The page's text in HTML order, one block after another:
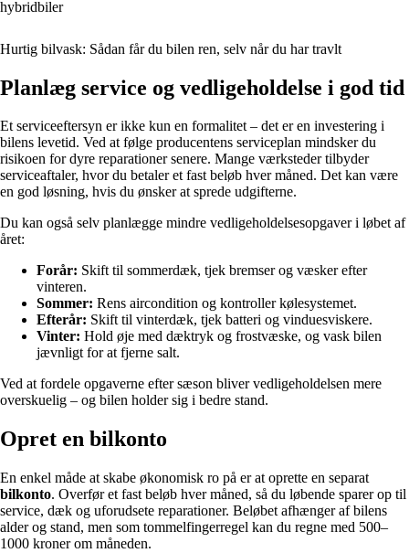
hybridbiler
Hurtig bilvask: Sådan får du bilen ren, selv når du har travlt
Planlæg service og vedligeholdelse i god tid
Et serviceeftersyn er ikke kun en formalitet – det er en investering i
bilens levetid. Ved at følge producentens serviceplan mindsker du
risikoen for dyre reparationer senere. Mange værksteder tilbyder
serviceaftaler, hvor du betaler et fast beløb hver måned. Det kan være
en god løsning, hvis du ønsker at sprede udgifterne.
Du kan også selv planlægge mindre vedligeholdelsesopgaver i løbet af
året:
Forår: Skift til sommerdæk, tjek bremser og væsker efter
vinteren.
Sommer: Rens aircondition og kontroller kølesystemet.
Efterår: Skift til vinterdæk, tjek batteri og vinduesviskere.
Vinter: Hold øje med dæktryk og frostvæske, og vask bilen
jævnligt for at fjerne salt.
Ved at fordele opgaverne efter sæson bliver vedligeholdelsen mere
overskuelig – og bilen holder sig i bedre stand.
Opret en bilkonto
En enkel måde at skabe økonomisk ro på er at oprette en separat
bilkonto. Overfør et fast beløb hver måned, så du løbende sparer op til
service, dæk og uforudsete reparationer. Beløbet afhænger af bilens
alder og stand, men som tommelfingerregel kan du regne med 500–
1000 kroner om måneden.